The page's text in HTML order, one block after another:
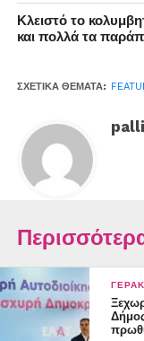
Κλειστό το
και πολλά τα
ΣΧΕΤΙΚΆ ΘΈΜΑΤΑ: